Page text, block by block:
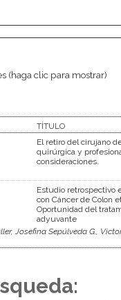
(haga clic para mostrar)
TÍTULO
El retiro del cirujano
quirúrgica y
consideraciones.
Estudio retrospectivo
con Cáncer de Colon
Oportunidad del
adyuvante
Josefina Sepúlveda G.,